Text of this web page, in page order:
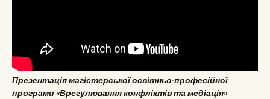
Презентація магістерської освітньо-професійної
програми «Врегулювання конфліктів та медіація»